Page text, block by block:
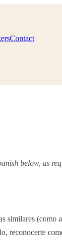
Contact
below, as
similares (como
reconocerte